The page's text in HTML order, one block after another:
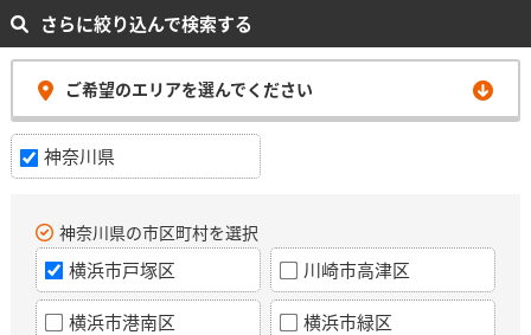
さらに絞り込んで検索する
ご希望のエリアを選んでください
神奈川県
神奈川県の市区町村を選択
横浜市戸塚区 川崎市高津区
横浜市港南区 横浜市緑区